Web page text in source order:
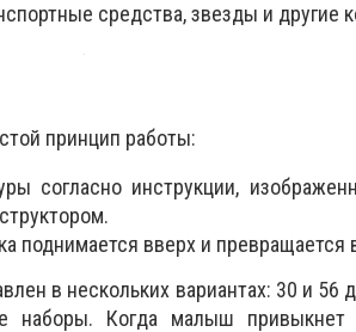
средства, звезды и другие
принцип работы:
согласно инструкции,
поднимается вверх и превращается
в нескольких вариантах: 30 и
наборы. Когда малыш привыкнет